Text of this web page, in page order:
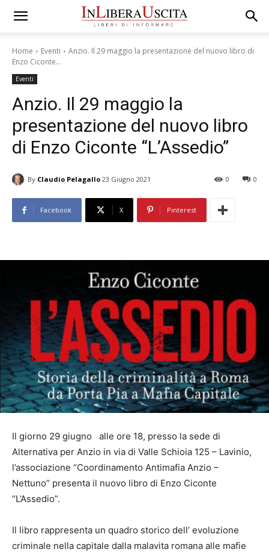
Home Eventi
Anzio. Il 29 maggio la presentazione del nuovo libro di
Enzo Ciconte...
Eventi
Anzio. Il 29 maggio la
presentazione del nuovo libro
di Enzo Ciconte “L’Assedio”
By Claudio Pelagallo 23 Giugno 2021 0
0
Facebook X Pinterest
Il giorno 29 giugno alle ore 18, presso la sede di
Alternativa per Anzio in via di Valle Schioia 125 – Lavinio,
l’associazione “Coordinamento Antimafia Anzio –
Nettuno” presenta il nuovo libro di Enzo Ciconte
“L’Assedio”.
Il libro rappresenta un quadro storico dell’ evoluzione
criminale nella capitale dalla malavita romana alle mafie